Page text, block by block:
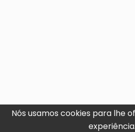
Nós usamos cookies para lhe
experiência.